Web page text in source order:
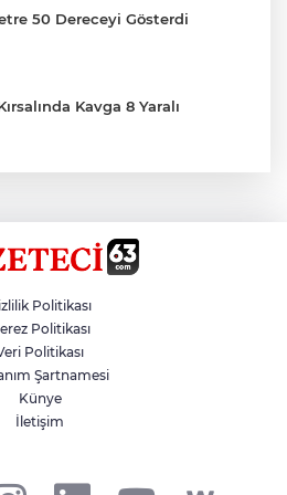
50 Dereceyi Gösterdi
Kavga 8 Yaralı
Ulaşım Çalışması
Ağustos'ta Başlayacak
Politikası
Politikası
Politikası
Şartnamesi
Künye
İletişim